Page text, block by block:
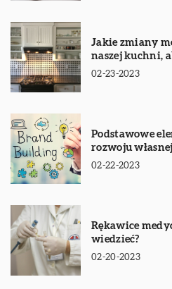
Jakie zmiany
naszej kuchni,
02-23-2023
Podstawowe
rozwoju
02-22-2023
Rękawice
wiedzieć?
02-20-2023